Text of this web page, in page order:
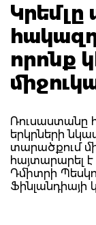
որոնք
Ռուսաստանը
երկրների
տարածքում
հայտարարել
Դմիտրի
Ֆինլանդիայի